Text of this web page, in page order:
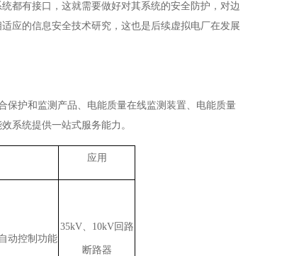
都有接口，这就需要做好对其系统的安全防护，对边
应的信息安全技术研究，这也是后续虚拟电厂在发展
保护和监测产品、电能质量在线监测装置、电能质量
系统提供一站式服务能力。
应用
动控制功能
35kV、10kV回路
断路器